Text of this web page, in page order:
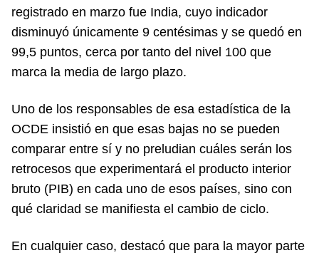
registrado en marzo fue India, cuyo indicador
disminuyó únicamente 9 centésimas y se quedó en
99,5 puntos, cerca por tanto del nivel 100 que
marca la media de largo plazo.
Uno de los responsables de esa estadística de la
OCDE insistió en que esas bajas no se pueden
comparar entre sí y no preludian cuáles serán los
retrocesos que experimentará el producto interior
bruto (PIB) en cada uno de esos países, sino con
qué claridad se manifiesta el cambio de ciclo.
En cualquier caso, destacó que para la mayor parte